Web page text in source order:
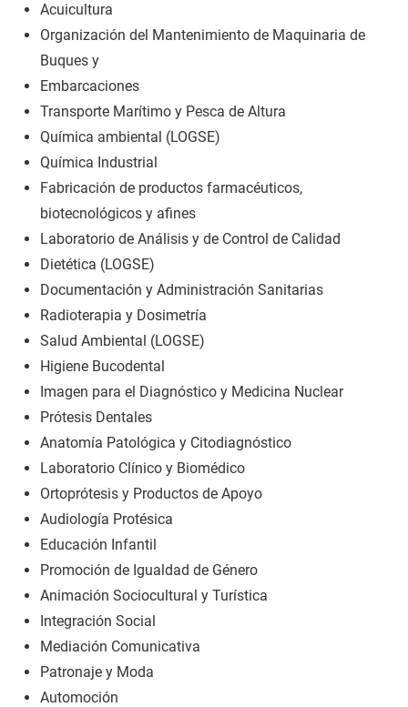
Acuicultura
Organización del Mantenimiento de Maquinaria de
Buques y
Embarcaciones
Transporte Marítimo y Pesca de Altura
Química ambiental (LOGSE)
Química Industrial
Fabricación de productos farmacéuticos,
biotecnológicos y afines
Laboratorio de Análisis y de Control de Calidad
Dietética (LOGSE)
Documentación y Administración Sanitarias
Radioterapia y Dosimetría
Salud Ambiental (LOGSE)
Higiene Bucodental
Imagen para el Diagnóstico y Medicina Nuclear
Prótesis Dentales
Anatomía Patológica y Citodiagnóstico
Laboratorio Clínico y Biomédico
Ortoprótesis y Productos de Apoyo
Audiología Protésica
Educación Infantil
Promoción de Igualdad de Género
Animación Sociocultural y Turística
Integración Social
Mediación Comunicativa
Patronaje y Moda
Automoción